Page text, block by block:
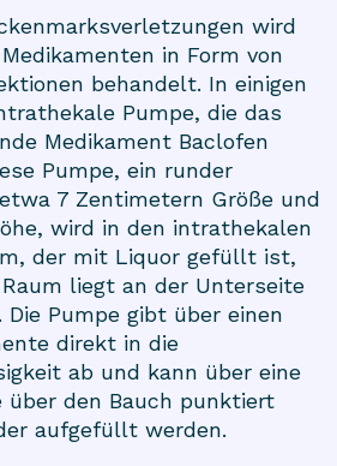
wird
in Form von
behandelt. In einigen
Pumpe, die das
Medikament Baclofen
Pumpe, ein runder
7 Zentimetern Größe und
wird in den intrathekalen
der mit Liquor gefüllt ist,
liegt an der Unterseite
Die Pumpe gibt über einen
direkt in die
ab und kann über eine
den Bauch punktiert
aufgefüllt werden.